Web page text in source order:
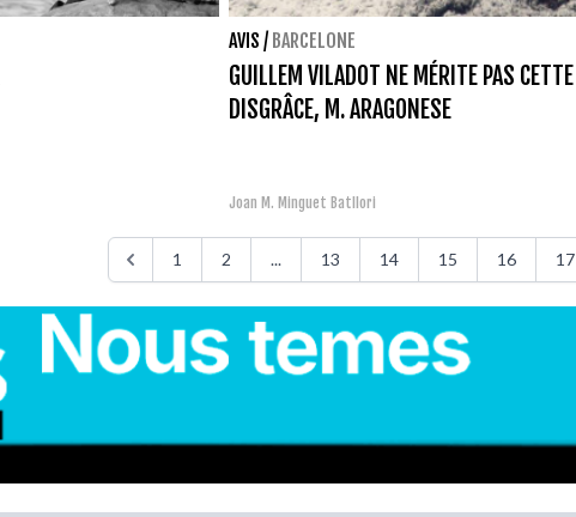
AVIS / BARCELONE
GUILLEM VILADOT NE MÉRITE PAS CETTE
DISGRÂCE, M. ARAGONESE
Joan M. Minguet Batllori
1 2 ... 13 14 15 16 17